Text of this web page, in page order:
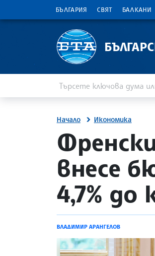
БЪЛГАРИЯ СВЯТ БАЛКАНИ
Начало Икономика
site.bta
внесе
4,7% до
ВЛАДИМИР АРАНГЕЛОВ